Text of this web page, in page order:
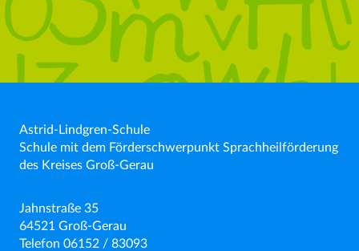
Astrid-Lindgren-Schule
Schule mit dem Förderschwerpunkt Sprachheilförderung
des Kreises Groß-Gerau
Jahnstraße 35
64521 Groß-Gerau
Telefon 06152 / 83093